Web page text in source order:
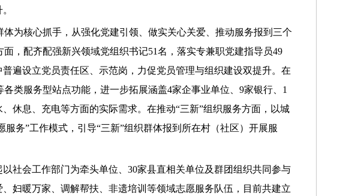
为核心抓手，从强化党建引领、做实关心关爱、推动服务报到三个
，配齐配强新兴领域党组织书记51名，落实专兼职党建指导员49
遍设立党员责任区、示范岗，力促党员管理与组织建设双提升。在
类服务型站点功能，进一步拓展涵盖4家企事业单位、9家银行、1
休息、充电等方面的实际需求。在推动“三新”组织服务方面，以城
务”工作模式，引导“三新”组织群体报到所在村（社区）开展服
社会工作部门为牵头单位、30家县直相关单位及群团组织共同参与
妇暖万家、调解帮扶、非遗培训等领域志愿服务队伍，目前共建立